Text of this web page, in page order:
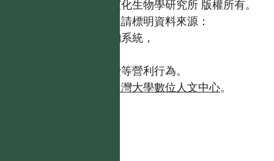
國立台灣大學生態學與演化生物學研究所 版權所有。
歡迎引用本網站資料，並請標明資料來源：
【台灣植物資訊整合查詢系統，
且不得有收取資料查詢費等營利行為。
台灣大學數位人文中心。